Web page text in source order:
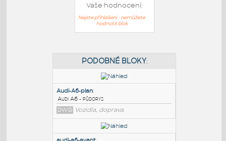
Vaše hodnocení:
Nejste přihlášeni - nemůžete
hodnotit blok
PODOBNÉ BLOKY: